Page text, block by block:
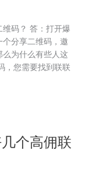
码？ 答：打开爆
分享二维码，邀
为什么有些人这
，您需要找到联联
个高佣联